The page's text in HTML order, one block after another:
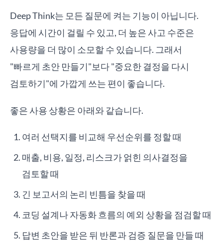
Deep Think는 모든 질문에 켜는 기능이 아닙니다.
응답에 시간이 걸릴 수 있고, 더 높은 사고 수준은
사용량을 더 많이 소모할 수 있습니다. 그래서
"빠르게 초안 만들기"보다 "중요한 결정을 다시
검토하기"에 가깝게 쓰는 편이 좋습니다.
좋은 사용 상황은 아래와 같습니다.
여러 선택지를 비교해 우선순위를 정할 때
매출, 비용, 일정, 리스크가 얽힌 의사결정을
검토할 때
긴 보고서의 논리 빈틈을 찾을 때
코딩 설계나 자동화 흐름의 예외 상황을 점검할 때
답변 초안을 받은 뒤 반론과 검증 질문을 만들 때